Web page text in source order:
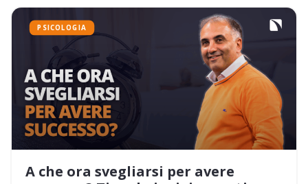
PSICOLOGIA
A che ora svegliarsi per avere